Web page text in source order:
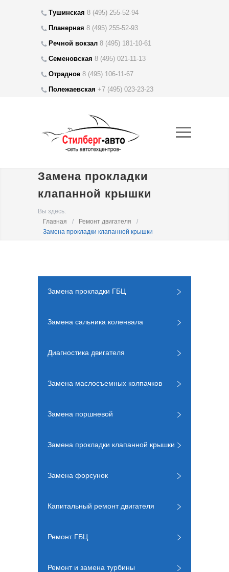
Тушинская 8 (495) 255-52-94
Планерная 8 (495) 255-52-93
Речной вокзал 8 (495) 181-10-61
Семеновская 8 (495) 021-11-13
Отрадное 8 (495) 106-11-67
Полежаевская +7 (495) 023-23-23
Замена прокладки
клапанной крышки
Вы здесь:
Главная
/ Ремонт двигателя
/
Замена прокладки клапанной крышки
Замена прокладки ГБЦ
Замена сальника коленвала
Диагностика двигателя
Замена маслосъемных колпачков
Замена поршневой
Замена прокладки клапанной крышки
Замена форсунок
Капитальный ремонт двигателя
Ремонт ГБЦ
Ремонт и замена турбины